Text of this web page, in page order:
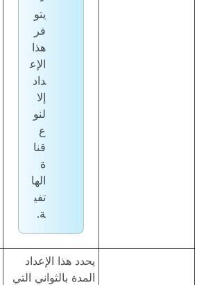
يتو
فر
هذا
الإع
داد
إلا
لنو
ع
قنا
ة
الها
تفي
ة.
يحدد هذا الإعداد
المدة بالثواني التي